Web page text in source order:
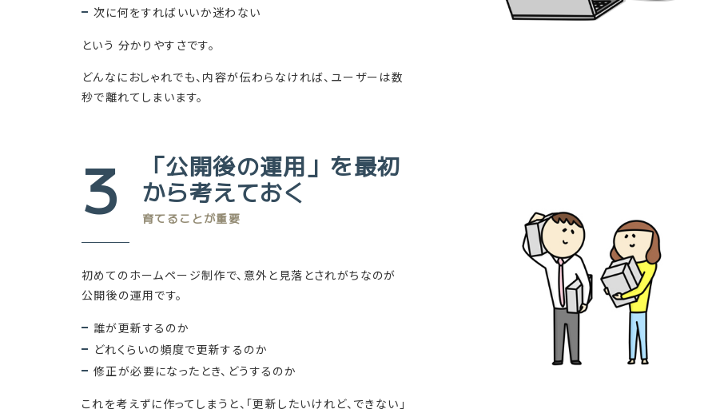
次に何をすればいいか迷わない
という 分かりやすさです。
どんなにおしゃれでも、内容が伝わらなければ、ユーザーは数
秒で離れてしまいます。
3
「公開後の運用」を最初
から考えておく
育てることが重要
初めてのホームページ制作で、意外と見落とされがちなのが
公開後の運用です。
誰が更新するのか
どれくらいの頻度で更新するのか
修正が必要になったとき、どうするのか
これを考えずに作ってしまうと、「更新したいけれど、できない」